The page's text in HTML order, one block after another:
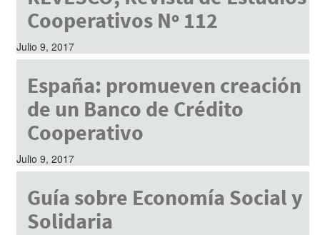
Cooperativos Nº 112
Julio 9, 2017
España: promueven creación
de un Banco de Crédito
Cooperativo
Julio 9, 2017
Guía sobre Economía Social y
Solidaria